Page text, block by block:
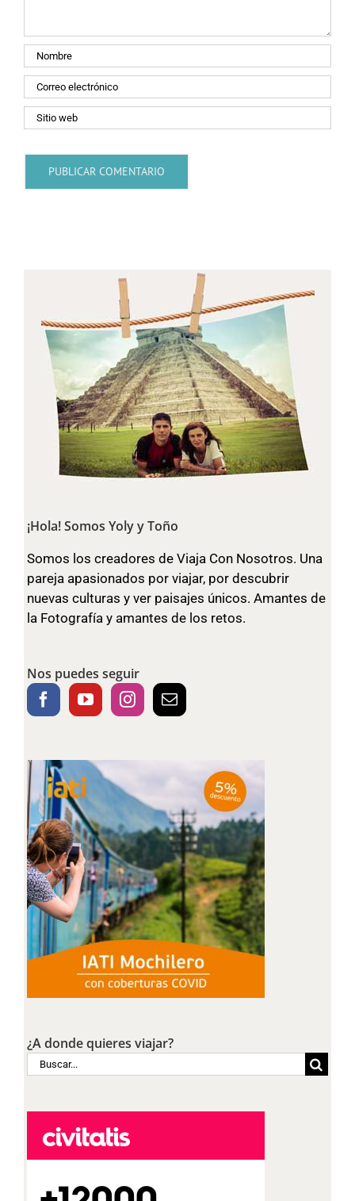
¡Hola! Somos Yoly y Toño
Somos los creadores de Viaja Con Nosotros. Una
pareja apasionados por viajar, por descubrir
nuevas culturas y ver paisajes únicos. Amantes de
la Fotografía y amantes de los retos.
Nos puedes seguir
¿A donde quieres viajar?
Buscar: